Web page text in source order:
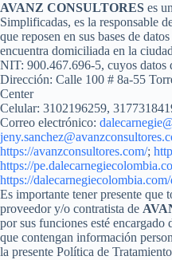
AVANZ CONSULTORES es
Simplificadas, es la responsable
que reposen en sus bases de
encuentra domiciliada en la
NIT: 900.467.696-5, cuyos datos
Dirección: Calle 100 # 8a-55
Center
Celular: 3102196259,
Correo electrónico:
https://avanzconsultores.com/;
https://
https://
Es importante tener presente que
proveedor y/o contratista de
por sus funciones esté encargado
que contengan información
la presente Política de